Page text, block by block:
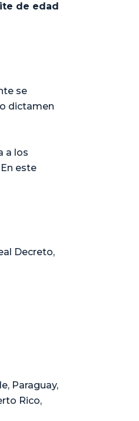
de edad
se
dictamen
a los
este
Decreto,
Paraguay,
Rico,